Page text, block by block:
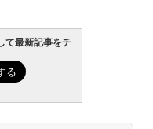
典: 思い通りの絵を引き
の言葉 AI画像生成シリー
トLabo)
- 目に優しい、かさばら
で読みやすい、6週間持
6インチディスプレイ電子
て最新記事をチ